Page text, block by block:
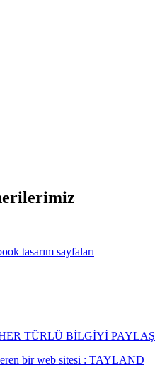
tasarım sayfaları
: HER TÜRLÜ BİLGİYİ PAYLAŞ
bir web sitesi : TAYLAND